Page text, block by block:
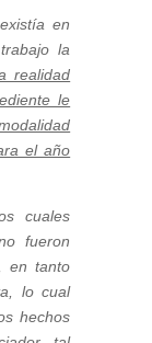
en
la
realidad
le
el año
cuales
fueron
en tanto
lo cual
hechos